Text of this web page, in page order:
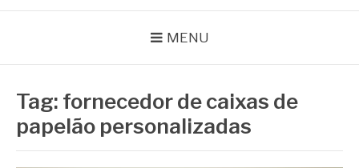
MENU
Tag: fornecedor de caixas de
papelão personalizadas